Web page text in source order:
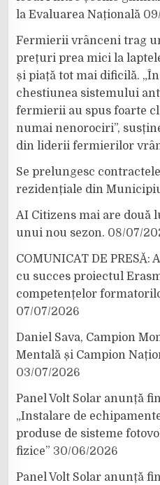
la Evaluarea Națională
Fermierii vrânceni trag
prețuri prea mici la
și piață tot mai dificilă.
chestiunea sistemului
fermierii au spus foarte
numai nenorociri”,
din liderii fermierilor
Se prelungesc
rezidențiale din
AI Citizens mai are două
unui nou sezon. 08/07/
COMUNICAT DE
cu succes proiectul
competențelor
07/07/2026
Daniel Sava, Campion
Mentală și Campion
03/07/2026
Panel Volt Solar anunță
„Instalare de
produse de sisteme
fizice” 30/06/2026
Panel Volt Solar anunță